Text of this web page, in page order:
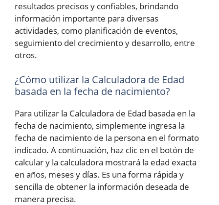
resultados precisos y confiables, brindando
información importante para diversas
actividades, como planificación de eventos,
seguimiento del crecimiento y desarrollo, entre
otros.
¿Cómo utilizar la Calculadora de Edad
basada en la fecha de nacimiento?
Para utilizar la Calculadora de Edad basada en la
fecha de nacimiento, simplemente ingresa la
fecha de nacimiento de la persona en el formato
indicado. A continuación, haz clic en el botón de
calcular y la calculadora mostrará la edad exacta
en años, meses y días. Es una forma rápida y
sencilla de obtener la información deseada de
manera precisa.